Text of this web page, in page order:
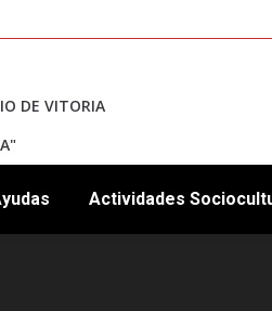
DE VITORIA
Actividades